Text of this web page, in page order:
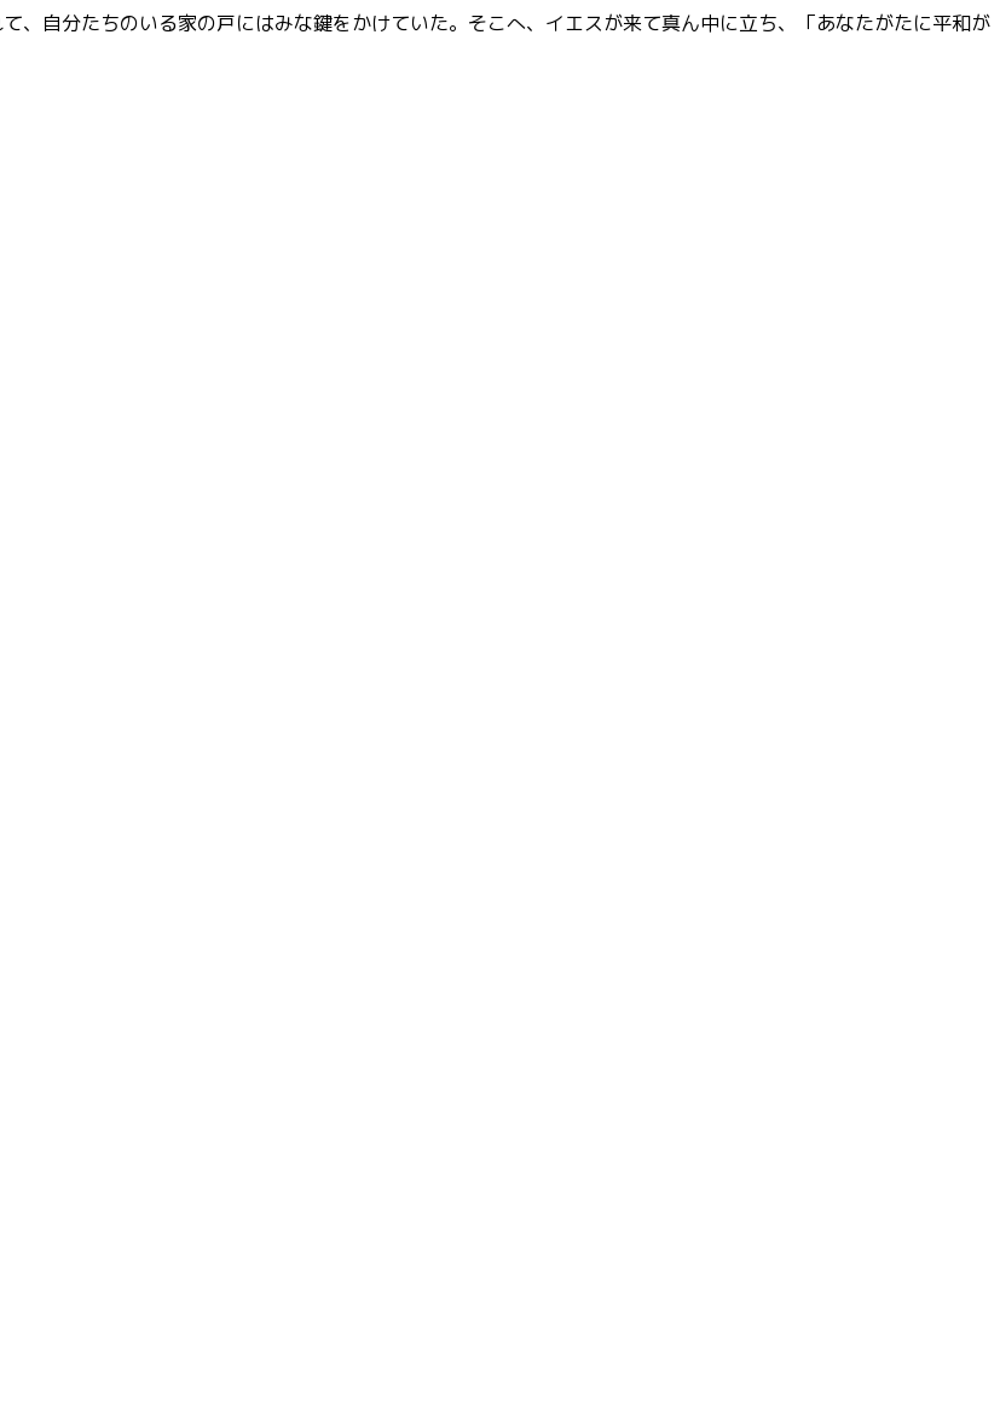
、自分たちのいる家の戸にはみな鍵をかけていた。そこへ、イエスが来て真ん中に立ち、「あなたがたに平和が